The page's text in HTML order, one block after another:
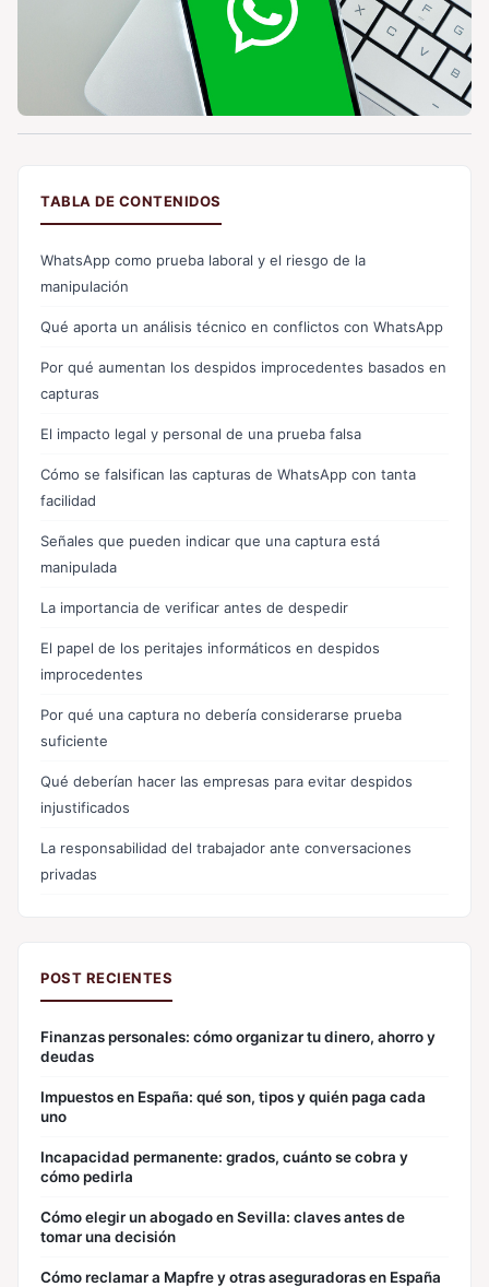
TABLA DE CONTENIDOS
WhatsApp como prueba laboral y el riesgo de la
manipulación
Qué aporta un análisis técnico en conflictos con WhatsApp
Por qué aumentan los despidos improcedentes basados en
capturas
El impacto legal y personal de una prueba falsa
Cómo se falsifican las capturas de WhatsApp con tanta
facilidad
Señales que pueden indicar que una captura está
manipulada
La importancia de verificar antes de despedir
El papel de los peritajes informáticos en despidos
improcedentes
Por qué una captura no debería considerarse prueba
suficiente
Qué deberían hacer las empresas para evitar despidos
injustificados
La responsabilidad del trabajador ante conversaciones
privadas
POST RECIENTES
Finanzas personales: cómo organizar tu dinero, ahorro y
deudas
Impuestos en España: qué son, tipos y quién paga cada
uno
Incapacidad permanente: grados, cuánto se cobra y
cómo pedirla
Cómo elegir un abogado en Sevilla: claves antes de
tomar una decisión
Cómo reclamar a Mapfre y otras aseguradoras en España